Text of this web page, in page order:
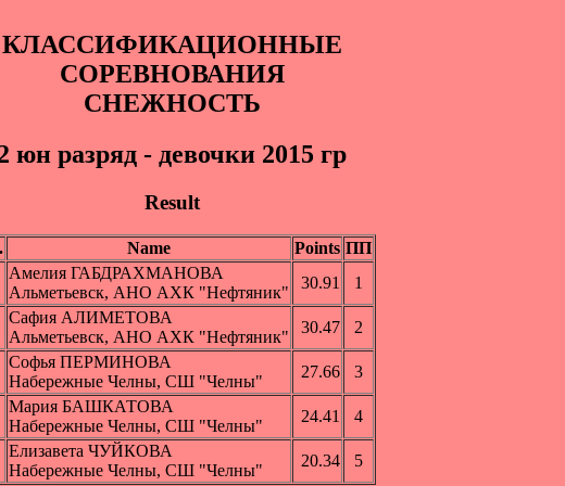
КЛАССИФИКАЦИОННЫЕ
СОРЕВНОВАНИЯ
СНЕЖНОСТЬ
юн paзряд - девочки 2015 гр
Result
Name Points ПП
Амелия ГАБДРАХМАНОВА
Альметьевск, АНО АХК "Нефтяник"
30.91 1
Сафия АЛИМЕТОВА
Альметьевск, АНО АХК "Нефтяник"
30.47 2
Софья ПЕРМИНОВА
Набережные Челны, СШ "Челны"
27.66 3
Мария БАШКАТОВА
Набережные Челны, СШ "Челны"
24.41 4
Елизавета ЧУЙКОВА
Набережные Челны, СШ "Челны"
20.34 5